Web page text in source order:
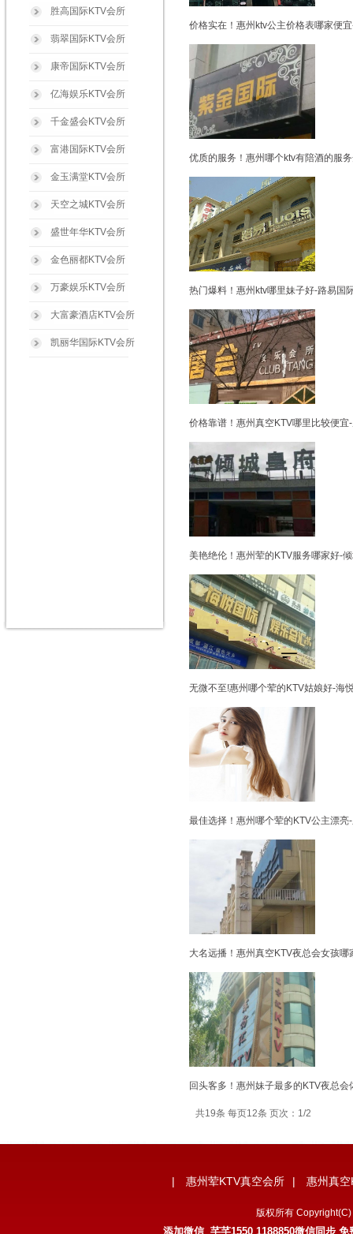
胜高国际KTV会所
翡翠国际KTV会所
康帝国际KTV会所
亿海娱乐KTV会所
千金盛会KTV会所
富港国际KTV会所
金玉满堂KTV会所
天空之城KTV会所
盛世年华KTV会所
金色丽都KTV会所
万豪娱乐KTV会所
大富豪酒店KTV会所
凯丽华国际KTV会所
价格实在！惠州ktv公主价格表哪家便
优质的服务！惠州哪个ktv有陪酒的服
热门爆料！惠州ktv哪里妹子好-路易国
价格靠谱！惠州真空KTV哪里比较便
美艳绝伦！惠州荤的KTV服务哪家好-
无微不至!惠州哪个荤的KTV姑娘好-海
最佳选择！惠州哪个荤的KTV公主漂
大名远播！惠州真空KTV夜总会女孩
回头客多！惠州妹子最多的KTV夜总
共19条 每页12条 页次：1/2
| 惠州荤KTV真空会所 | 惠州真
版权所有
添加微信 芊芊1550 1188850微信同步